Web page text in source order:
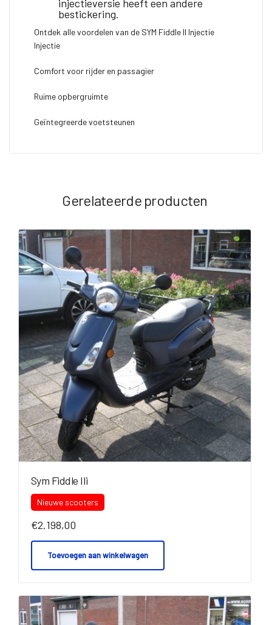
injectieversie heeft een andere
bestickering.
Ontdek alle voordelen van de SYM Fiddle II Injectie
Injectie
Comfort voor rijder en passagier
Ruime opbergruimte
Geïntegreerde voetsteunen
Gerelateerde producten
Sym Fiddle IIi
Nieuwe scooters
€2.198,00
Toevoegen aan winkelwagen